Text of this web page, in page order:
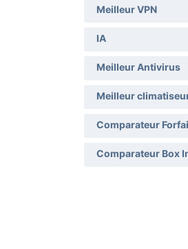
Meilleur VPN
IA
Meilleur Antivirus
Meilleur
Comparateur
Comparateur Box